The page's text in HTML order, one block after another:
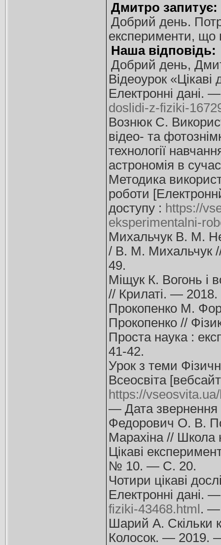
Дмитро запитує:
Добрий день.
експерименти, що
Наша відповідь:
Добрий день,
Відеоурок
Електронні дані.
doslidi-z-fiziki-
Вознюк С.
відео- та
технології
астрономія в
Методика
роботи
доступу : https://
eksperimentalni-
Михальчук В. М.
/ В. М. Михальчук
49.
Міщук К. Вогонь і
// Крилаті. —
Прокопенко М.
Прокопенко //
Проста наука :
41-42.
Урок з теми
Всеосвіта
https://
— Дата звернення
Федорович О. В.
Марахіна //
Цікаві
№ 10. — С. 20.
Чотири цікаві
Електронні дані.
fiziki-43468.html . —
Шарий А. Скільки
Колосок. —